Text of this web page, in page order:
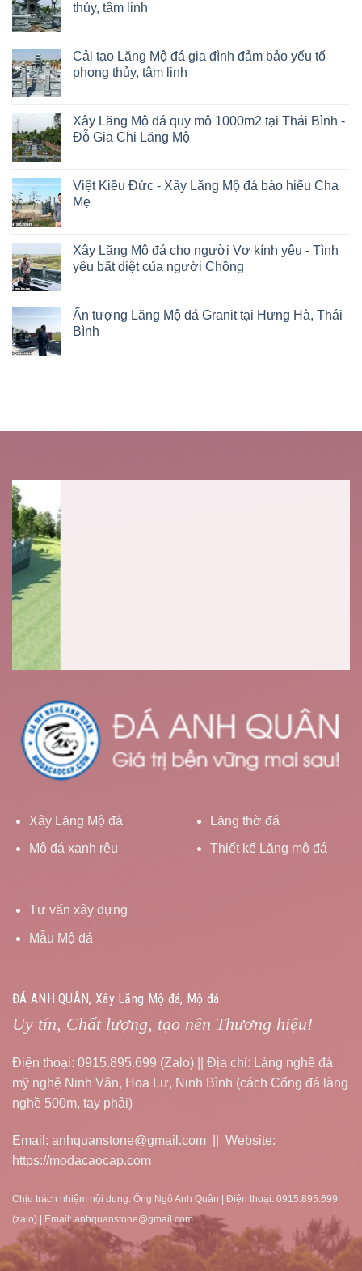
thủy, tâm linh
Cải tạo Lăng Mộ đá gia đình đảm bảo yếu tố
phong thủy, tâm linh
Xây Lăng Mộ đá quy mô 1000m2 tại Thái Bình -
Đỗ Gia Chi Lăng Mộ
Việt Kiều Đức - Xây Lăng Mộ đá báo hiếu Cha
Mẹ
Xây Lăng Mộ đá cho người Vợ kính yêu - Tình
yêu bất diệt của người Chồng
Ấn tượng Lăng Mộ đá Granit tại Hưng Hà, Thái
Bình
Xây Lăng Mộ đá
Mộ đá xanh rêu
Lăng thờ đá
Thiết kế Lăng mộ đá
Tư vấn xây dựng
Mẫu Mộ đá
ĐÁ ANH QUÂN, Xây Lăng Mộ đá, Mộ đá
Uy tín, Chất lượng, tạo nên Thương hiệu!
Điện thoại: 0915.895.699 (Zalo) || Địa chỉ: Làng nghề đá
mỹ nghệ Ninh Vân, Hoa Lư, Ninh Bình (cách Cổng đá làng
nghề 500m, tay phải)
Email: anhquanstone@gmail.com || Website:
https://modacaocap.com
Chịu trách nhiệm nội dung: Ông Ngô Anh Quân | Điện thoại: 0915.895.699
(zalo) | Email: anhquanstone@gmail.com